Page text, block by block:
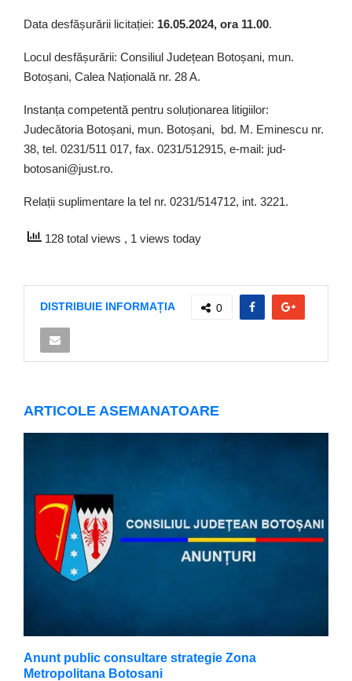
Data desfășurării licitației: 16.05.2024, ora 11.00.
Locul desfășurării: Consiliul Județean Botoșani, mun.
Botoșani, Calea Națională nr. 28 A.
Instanța competentă pentru soluționarea litigiilor:
Judecătoria Botoșani, mun. Botoșani, bd. M. Eminescu nr.
38, tel. 0231/511 017, fax. 0231/512915, e-mail: jud-
botosani@just.ro.
Relații suplimentare la tel nr. 0231/514712, int. 3221.
128 total views , 1 views today
DISTRIBUIE INFORMAȚIA 0
ARTICOLE ASEMANATOARE
Anunt public consultare strategie Zona
Metropolitana Botosani